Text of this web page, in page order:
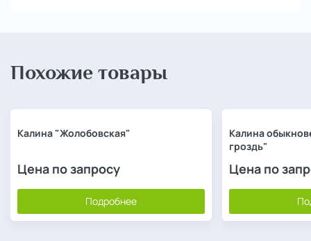
Похожие товары
Калина "Жолобовская"
Цена по запросу
Подробнее
Калина
гроздь"
Цена по